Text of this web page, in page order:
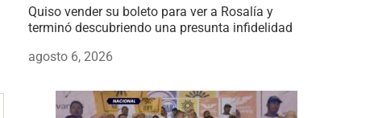
Quiso vender su boleto para ver a Rosalía y
terminó descubriendo una presunta infidelidad
agosto 6, 2026